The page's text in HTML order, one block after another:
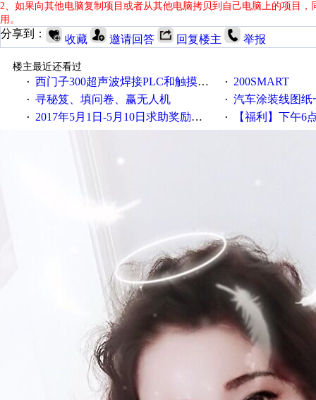
2、如果向其他电脑复制项目或者从其他电脑拷贝到自己电脑上的项目
用。
分享到： 收藏 邀请回答 回复楼主 举报
楼主最近还看过
· 西门子300超声波焊接PLC和触摸屏程序 · 200SMART
· 寻秘笈、填问卷、赢无人机 · 汽车涂装线图纸
· 2017年5月1日-5月10日求助奖励发放公告 · 【福利】下午6点论坛大